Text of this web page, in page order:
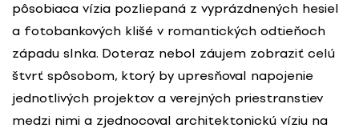
pôsobiaca vízia pozliepaná z vyprázdnených hesiel
a fotobankových klišé v romantických odtieňoch
západu slnka. Doteraz nebol záujem zobraziť celú
štvrť spôsobom, ktorý by upresňoval napojenie
jednotlivých projektov a verejných priestranstiev
medzi nimi a zjednocoval architektonickú víziu na